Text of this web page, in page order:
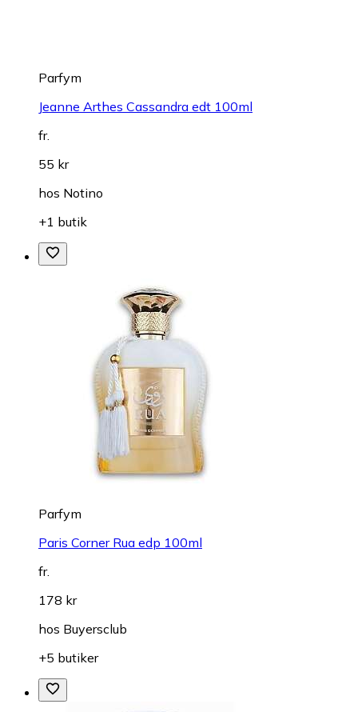
Parfym
Jeanne Arthes Cassandra edt 100ml
fr.
55 kr
hos Notino
+1 butik
Parfym
Paris Corner Rua edp 100ml
fr.
178 kr
hos Buyersclub
+5 butiker